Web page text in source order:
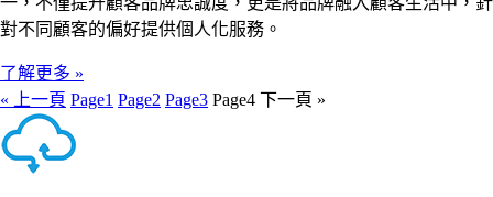
對不同顧客的偏好提供個人化服務。
了解更多 »
« 上一頁 Page1 Page2 Page3 Page4 下一頁 »